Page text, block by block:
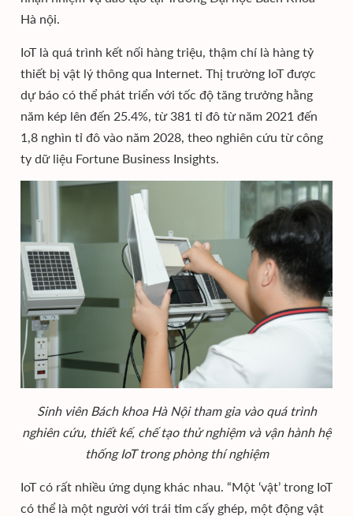
Hà nội.
IoT là quá trình kết nối hàng triệu, thậm chí là hàng tỷ
thiết bị vật lý thông qua Internet. Thị trường IoT được
dự báo có thể phát triển với tốc độ tăng trưởng hằng
năm kép lên đến 25.4%, từ 381 tỉ đô từ năm 2021 đến
1,8 nghìn tỉ đô vào năm 2028, theo nghiên cứu từ công
ty dữ liệu Fortune Business Insights.
Sinh viên Bách khoa Hà Nội tham gia vào quá trình
nghiên cứu, thiết kế, chế tạo thử nghiệm và vận hành hệ
thống IoT trong phòng thí nghiệm
IoT có rất nhiều ứng dụng khác nhau. “Một ‘vật’ trong IoT
có thể là một người với trái tim cấy ghép, một động vật